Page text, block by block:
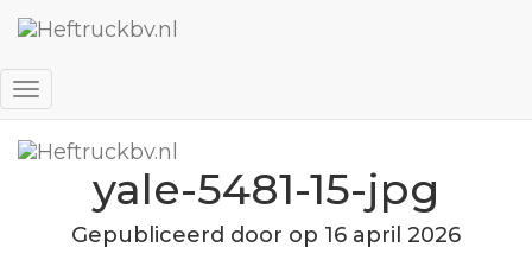
Favorieten
Inloggen
Navigatie
yale-5481-15-jpg
Gepubliceerd door op 16 april 2026